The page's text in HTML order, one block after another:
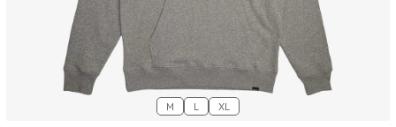
M L XL